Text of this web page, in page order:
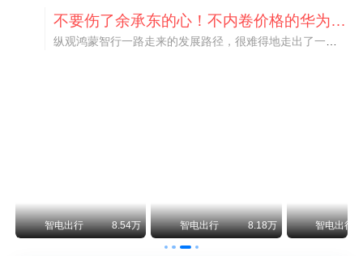
不要伤了余承东的心！不内卷价格的华为，弥足珍贵！
智电出行 8.54万 智电出行 8.18万 智电出行